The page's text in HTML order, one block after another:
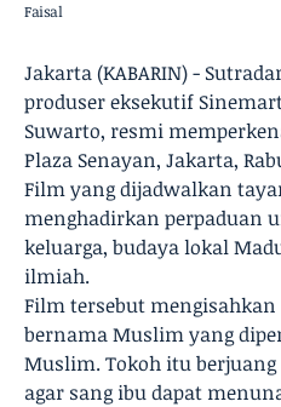
Faisal
Jakarta (KABARIN) -
produser eksekutif
Suwarto, resmi
Plaza Senayan, Jakarta,
Film yang dijadwalkan
menghadirkan perpaduan
keluarga, budaya lokal
ilmiah.
Film tersebut mengisahkan
bernama Muslim yang
Muslim. Tokoh itu
agar sang ibu dapat